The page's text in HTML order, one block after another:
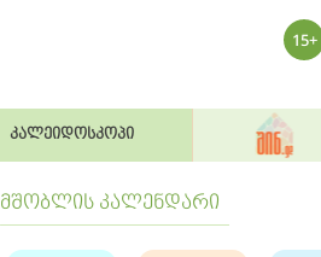
კალეიდოსკოპი
მშობლის კალენდარი